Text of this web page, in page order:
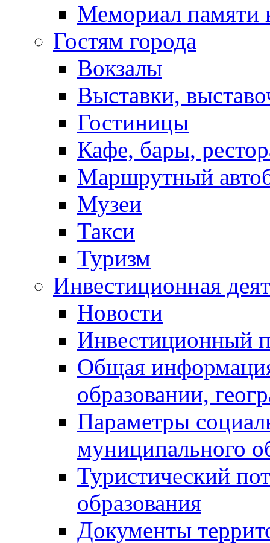
Мемориал памяти
Гостям города
Вокзалы
Выставки,
Гостиницы
Кафе, бары,
Маршрутный
Музеи
Такси
Туризм
Инвестиционная
Новости
Инвестиционный
Общая
образовании,
Параметры
муниципального
Туристический
образования
Документы